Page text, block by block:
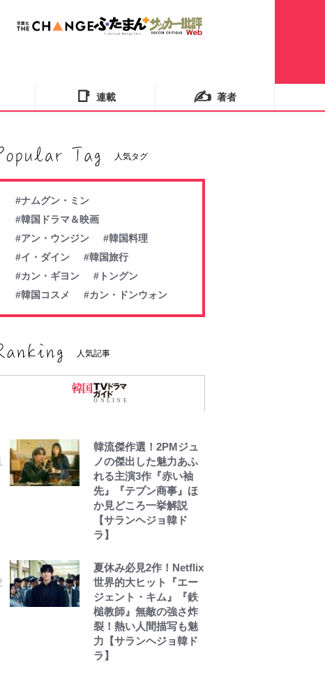
📑 連載 ✍️ 著者
人気タグ
#ナムグン・ミン
#韓国ドラマ＆映画
#アン・ウンジン
#韓国料理
#イ・ダイン
#韓国旅行
#カン・ギヨン
#トングン
#韓国コスメ
#カン・ドンウォン
人気記事
韓流傑作選！2PMジュ
ノの傑出した魅力あふ
れる主演3作『赤い袖
先』『テプン商事』ほ
か見どころ一挙解説
【サランヘジョ韓ド
ラ】
夏休み必見2作！Netflix
世界的大ヒット『エー
ジェント・キム』『鉄
槌教師』無敵の強さ炸
裂！熱い人間描写も魅
力【サランヘジョ韓ド
ラ】